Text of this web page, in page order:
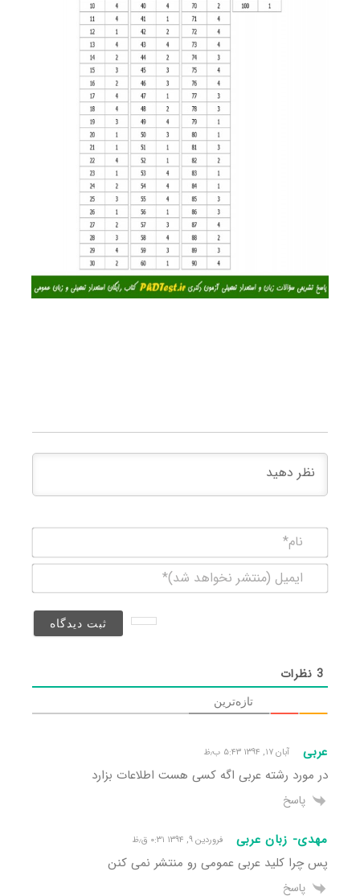
(منتشر
3 نظرات
تازه‌ترین
عربی آبان ۱۷, ۱۳۹۴ ۵:۴۳ ب٫ظ
در مورد رشته عربی اگه کسی هست اطلاعات بزارد
پاسخ
مهدی- زبان عربی فروردین ۹, ۱۳۹۴ ۰:۳۱ ق٫ظ
پس چرا کلید عربی عمومی رو منتشر نمی کنن
پاسخ